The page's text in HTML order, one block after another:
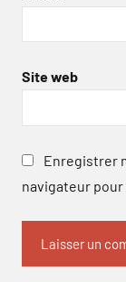
Site web
Enregistrer
navigateur pour